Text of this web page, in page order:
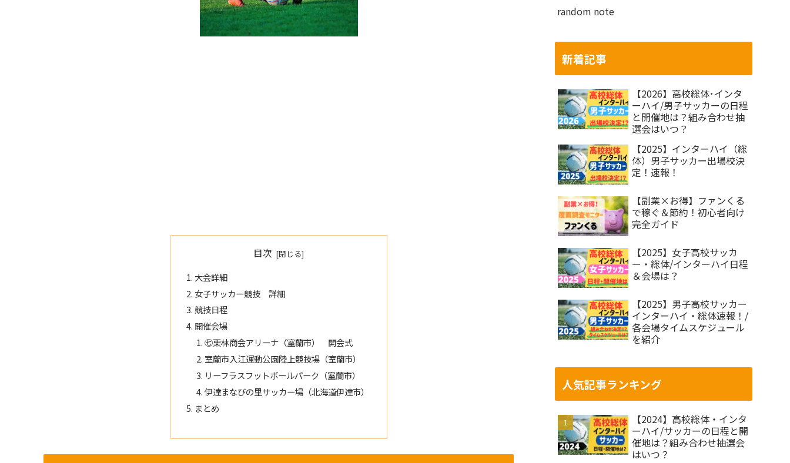
目次
大会詳細
女子サッカー競技 詳細
競技日程
開催会場
㊆栗林商会アリーナ（室蘭市） 開会式
室蘭市入江運動公園陸上競技場（室蘭市）
リーフラスフットボールパーク（室蘭市）
伊達まなびの里サッカー場（北海道伊達市）
まとめ
random note
新着記事
【2026】高校総体･インタ
ーハイ/男子サッカーの日程
と開催地は？組み合わせ抽
選会はいつ？
【2025】インターハイ（総
体）男子サッカー出場校決
定！速報！
【副業×お得】ファンくる
で稼ぐ＆節約！初心者向け
完全ガイド
【2025】女子高校サッカ
ー・総体/インターハイ日程
＆会場は？
【2025】男子高校サッカー
インターハイ・総体速報！/
各会場タイムスケジュール
を紹介
人気記事ランキング
【2024】高校総体・インタ
ーハイ/サッカーの日程と開
催地は？組み合わせ抽選会
はいつ？